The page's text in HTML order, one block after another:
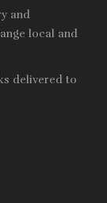
and
local and
delivered to